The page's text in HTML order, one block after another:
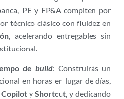
PE y FP&A compiten por
técnico clásico con fluidez en
, acelerando entregables sin
de build: Construirás un
en horas en lugar de días,
CopilotyShortcut, y dedicando